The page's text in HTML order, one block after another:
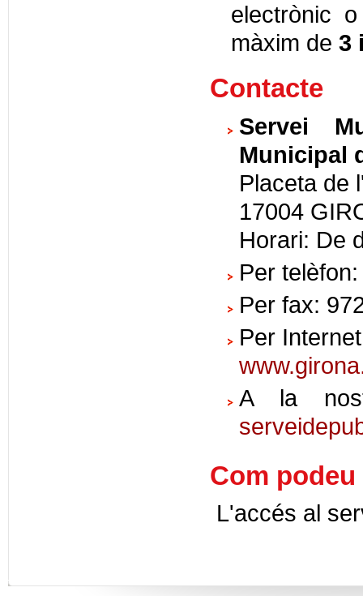
electrònic
màxim de3
Contacte
Servei
Municipal
Placeta de
17004
Horari: De
Per
Per fax:
Per
A la
Com
L'accés al